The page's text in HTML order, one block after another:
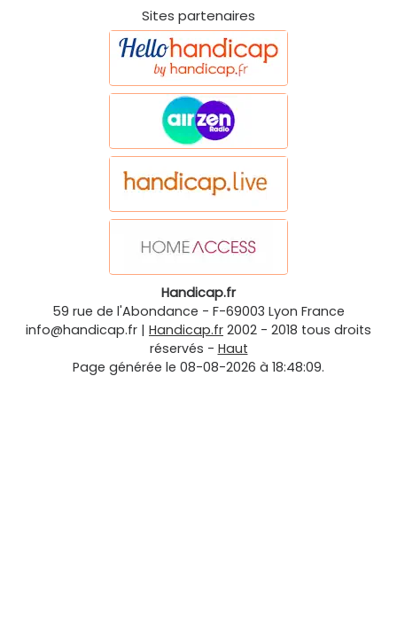
Sites partenaires
Handicap.fr
59 rue de l'Abondance - F-69003 Lyon France
info@handicap.fr | Handicap.fr 2002 - 2018 tous droits
réservés - Haut
Page générée le 08-08-2026 à 18:48:09.